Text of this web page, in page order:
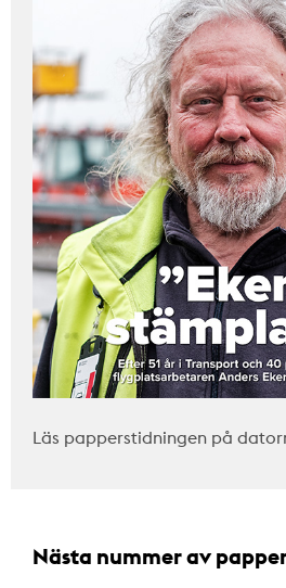
Läs papperstidningen på
Nästa nummer av